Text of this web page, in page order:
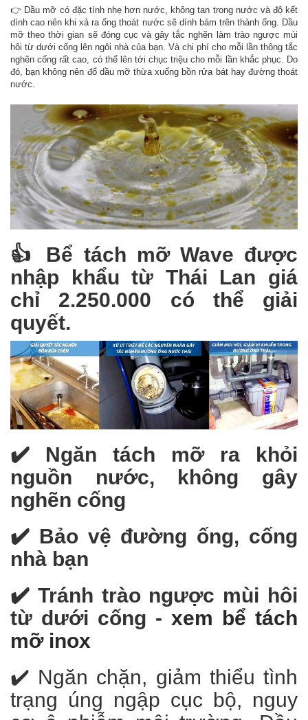
👉 Dầu mỡ có đặc tính nhẹ hơn nước, không tan trong nước và độ kết
dính cao nên khi xả ra ống thoát nước sẽ dính bám trên thành ống. Dầu
mỡ theo thời gian sẽ đóng cục và gây tắc nghẽn làm trào ngược mùi
hôi từ dưới cống lên ngôi nhà của bạn. Và chi phí cho mỗi lần thông tắc
nghẽn cống rất cao, có thể lên tới chục triệu cho mỗi lần khắc phục. Do
đó, bạn không nên đổ dầu mỡ thừa xuống bồn rửa bát hay đường thoát
nước.
👍 Bể tách mỡ Wave được
nhập khẩu từ Thái Lan giá
chỉ 2.250.000 có thể giải
quyết.
✔️ Ngăn tách mỡ ra khỏi
nguồn nước, không gây
nghẽn cống
✔️ Bảo vệ đường ống, cống
nhà bạn
✔️ Tránh trào ngược mùi hôi
từ dưới cống - xem bể tách
mỡ inox
✔️ Ngăn chặn, giảm thiểu tình
trạng úng ngập cục bộ, nguy